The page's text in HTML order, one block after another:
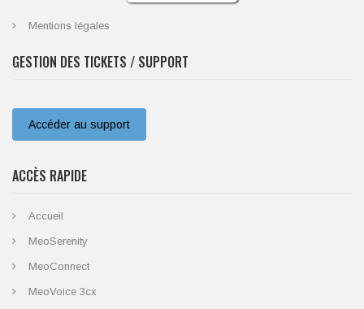
Mentions légales
GESTION DES TICKETS / SUPPORT
Accéder au support
ACCÈS RAPIDE
Accueil
MeoSerenity
MeoConnect
MeoVoice 3cx